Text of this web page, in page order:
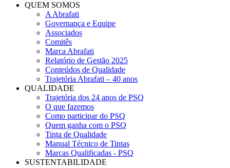
QUEM SOMOS
A Abrafati
Governança e Equipe
Associados
Comitês
Marca Abrafati
Relatório de Gestão 2025
Conteúdos de Qualidade
Trajetória Abrafati – 40 anos
QUALIDADE
Trajetória dos 24 anos de PSQ
O que fazemos
Como participar do PSQ
Quem ganha com o PSQ
Tinta de Qualidade
Manual Técnico de Tintas
Marcas Qualificadas - PSQ
SUSTENTABILIDADE